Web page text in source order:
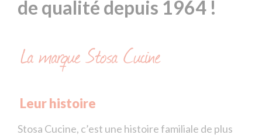
de qualité depuis 1964 !
La marque Stosa Cucine
Leur histoire
Stosa Cucine, c’est une histoire familiale de plus